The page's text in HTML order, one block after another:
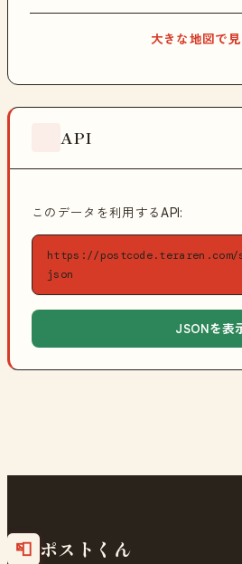
大きな地図で見
API
このデータを利用するAPI:
https://postcode.teraren.com/
json
JSONを表
📮 ポストくん